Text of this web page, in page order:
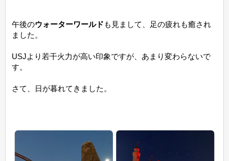
午後のウォーターワールドも見まして、足の疲れも癒され
ました。
USJより若干火力が高い印象ですが、あまり変わらないで
す。
さて、日が暮れてきました。